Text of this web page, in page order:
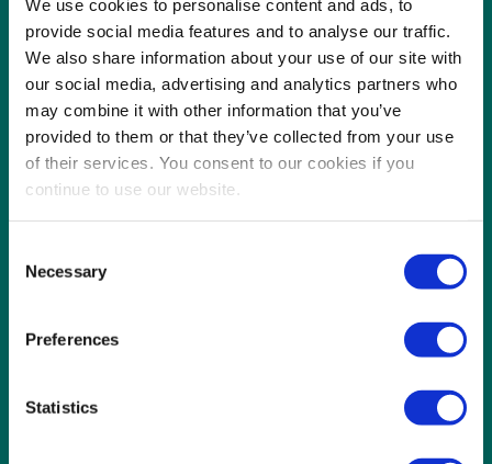
We use cookies to personalise content and ads, to
provide social media features and to analyse our traffic.
We also share information about your use of our site with
our social media, advertising and analytics partners who
may combine it with other information that you’ve
provided to them or that they’ve collected from your use
of their services. You consent to our cookies if you
continue to use our website.
Selection
Necessary
Preferences
Statistics
088 - 99 11 500
Mussenberg 5
6049 GZ Herten-Roermond
Postbus 1013
Oferty pracy
Oferty pracy w sektorze roślinnym
Oferty pracy w gospodarce odpadami